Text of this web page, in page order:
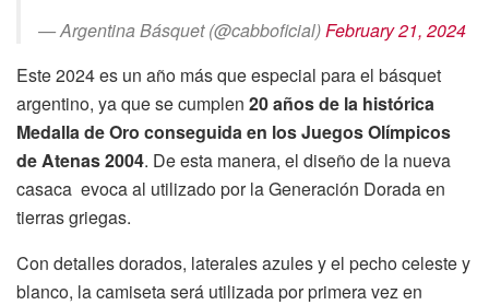
— Argentina Básquet (@cabboficial)February 21, 2024
Este 2024 es un año más que especial para el básquet
argentino, ya que se cumplen 20 años de la histórica
Medalla de Oro conseguida en los Juegos Olímpicos
de Atenas 2004. De esta manera, el diseño de la nueva
casaca evoca al utilizado por la Generación Dorada en
tierras griegas.
Con detalles dorados, laterales azules y el pecho celeste y
blanco, la camiseta será utilizada por primera vez en